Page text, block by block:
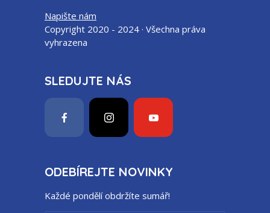
Napište nám
Copyright 2020 - 2024 · Všechna práva
vyhrazena
SLEDUJTE NÁS
ODEBÍREJTE NOVINKY
Každé pondělí obdržíte sumář!